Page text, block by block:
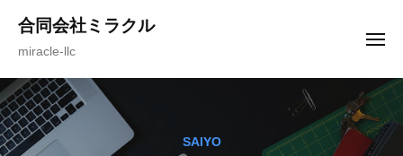
ン
ツ
へ
合同会社ミラクル
miracle-llc
メ
ー
SAIYO